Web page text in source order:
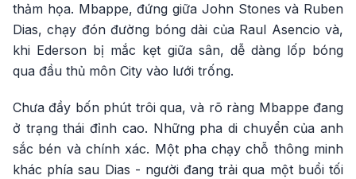
thảm họa. Mbappe, đứng giữa John Stones và Ruben
Dias, chạy đón đường bóng dài của Raul Asencio và,
khi Ederson bị mắc kẹt giữa sân, dễ dàng lốp bóng
qua đầu thủ môn City vào lưới trống.
Chưa đầy bốn phút trôi qua, và rõ ràng Mbappe đang
ở trạng thái đỉnh cao. Những pha di chuyển của anh
sắc bén và chính xác. Một pha chạy chỗ thông minh
khác phía sau Dias - người đang trải qua một buổi tối